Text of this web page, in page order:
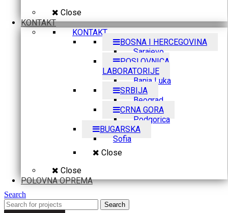
Close
KONTAKT
KONTAKT
BOSNA I HERCEGOVINA
Sarajevo
POSLOVNICA
LABORATORIJE
Banja Luka
SRBIJA
Beograd
CRNA GORA
Podgorica
BUGARSKA
Sofia
Close
Close
POLOVNA OPREMA
Search
Search